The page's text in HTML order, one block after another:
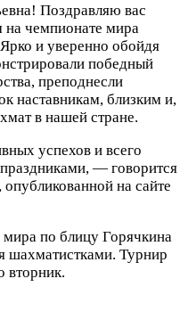
Поздравляю вас
чемпионате мира
Ярко и уверенно обойдя
победный
преподнесли
наставникам, близким и,
в нашей стране.
успехов и всего
— говорится
на сайте
по блицу Горячкина
шахматистками. Турнир
вторник.